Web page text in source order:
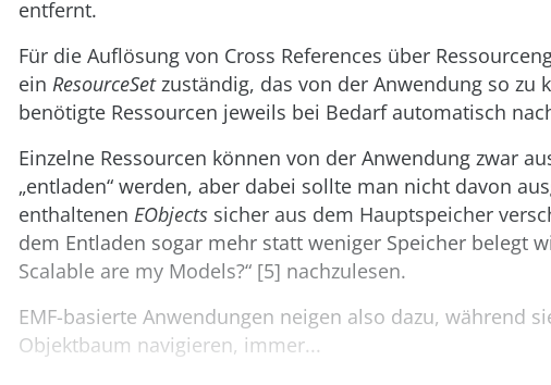
entfernt.
Für die Auflösung von Cross References über
ein ResourceSetzuständig, das von der Anwendung so zu
benötigte Ressourcen jeweils bei Bedarf automatisch
Einzelne Ressourcen können von der Anwendung zwar
„entladen“ werden, aber dabei sollte man nicht davon
enthaltenen EObjects sicher aus dem Hauptspeicher
dem Entladen sogar mehr statt weniger Speicher belegt
Scalable are my Models?“ [5] nachzulesen.
EMF-basierte Anwendungen neigen also dazu, während
Objektbaum navigieren, immer...